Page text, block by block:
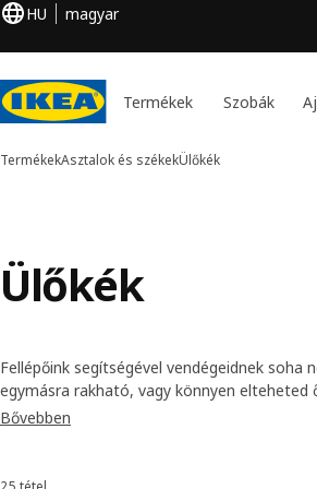
HU magyar
Termékek Szobák
TermékekAsztalok és székekÜlőkék
Ülőkék
Fellépőink segítségével vendégeidnek soha
egymásra rakható, vagy könnyen
asztal alá, ha táncra perdülne a társaság.
Bővebben